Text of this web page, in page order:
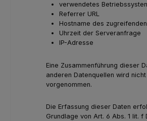
verwendetes
Referrer URL
Hostname des
Uhrzeit der Serveranfrage
IP-Adresse
Eine Zusammenführung dieser
anderen Datenquellen wird nicht
vorgenommen.
Die Erfassung dieser Daten
Grundlage von Art. 6 Abs. 1 lit. f